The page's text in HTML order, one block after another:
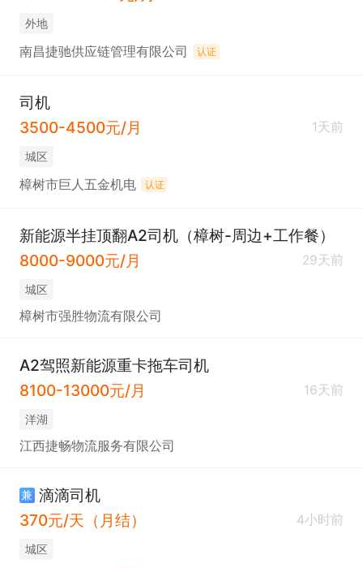
外地
南昌捷驰供应链管理有限公司 认证
司机
3500-4500元/月
1天前
城区
樟树市巨人五金机电 认证
新能源半挂顶翻A2司机（樟树-周边+工作餐）
8000-9000元/月
29天前
城区
樟树市强胜物流有限公司
A2驾照新能源重卡拖车司机
8100-13000元/月
16天前
洋湖
江西捷畅物流服务有限公司
兼 滴滴司机
370元/天（月结）
4小时前
城区